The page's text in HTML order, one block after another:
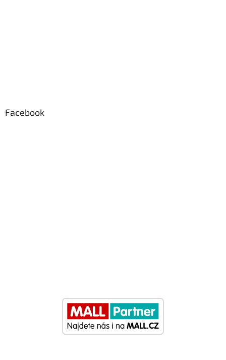
Facebook